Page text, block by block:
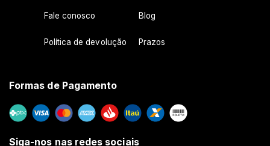
Fale conosco Blog
Política de devolução Prazos
Formas de Pagamento
Siga-nos nas redes sociais